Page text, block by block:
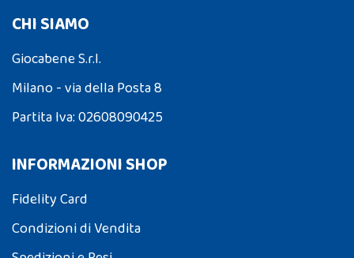
CHI SIAMO
Giocabene S.r.l.
Milano - via della Posta 8
Partita Iva: 02608090425
INFORMAZIONI SHOP
Fidelity Card
Condizioni di Vendita